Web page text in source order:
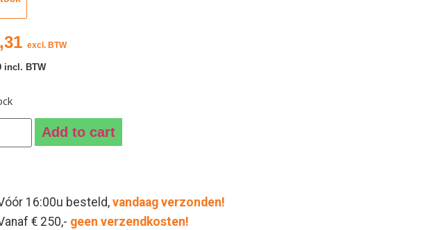
excl. BTW
incl. BTW
Add to cart
16:00u besteld, vandaag verzonden!
€ 250,- geen verzendkosten!